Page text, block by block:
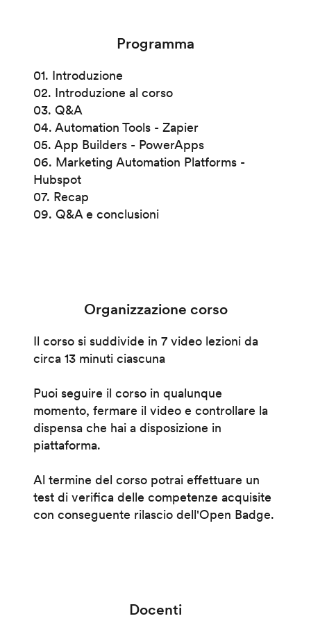
Programma
01. Introduzione
02. Introduzione al corso
03. Q&A
04. Automation Tools - Zapier
05. App Builders - PowerApps
06. Marketing Automation Platforms -
Hubspot
07. Recap
09. Q&A e conclusioni
Organizzazione corso
Il corso si suddivide in 7 video lezioni da
circa 13 minuti ciascuna
Puoi seguire il corso in qualunque
momento, fermare il video e controllare la
dispensa che hai a disposizione in
piattaforma.
Al termine del corso potrai effettuare un
test di verifica delle competenze acquisite
con conseguente rilascio dell'Open Badge.
Docenti